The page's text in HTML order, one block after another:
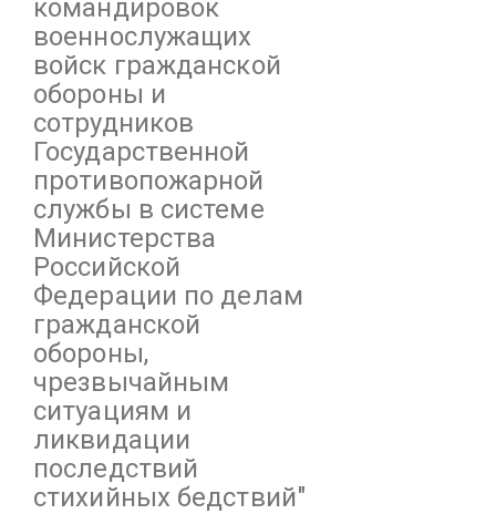
командировок
военнослужащих
войск гражданской
обороны и
сотрудников
Государственной
противопожарной
службы в системе
Министерства
Российской
Федерации по делам
гражданской
обороны,
чрезвычайным
ситуациям и
ликвидации
последствий
стихийных бедствий"